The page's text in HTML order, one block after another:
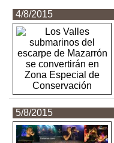
4/8/2015
5/8/2015